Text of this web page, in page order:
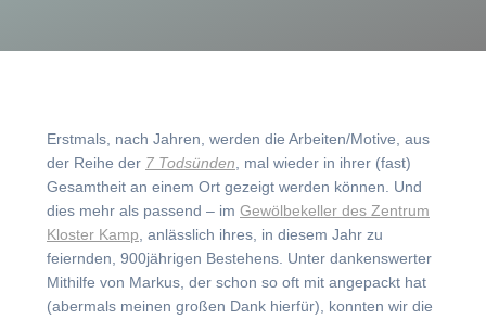
Erstmals, nach Jahren, werden die Arbeiten/Motive, aus
der Reihe der 7 Todsünden , mal wieder in ihrer (fast)
Gesamtheit an einem Ort gezeigt werden können. Und
dies mehr als passend – im Gewölbekeller des Zentrum
Kloster Kamp , anlässlich ihres, in diesem Jahr zu
feiernden, 900jährigen Bestehens. Unter dankenswerter
Mithilfe von Markus, der schon so oft mit angepackt hat
(abermals meinen großen Dank hierfür), konnten wir die